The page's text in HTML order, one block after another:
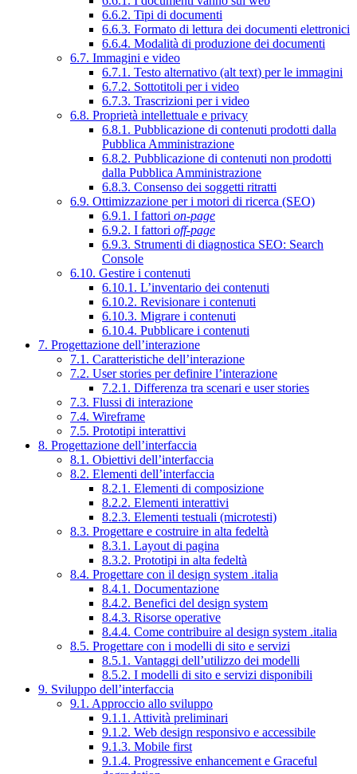
6.6.2. Tipi di documenti
6.6.3. Formato di lettura dei documenti elettronici
6.6.4. Modalità di produzione dei documenti
6.7. Immagini e video
6.7.1. Testo alternativo (alt text) per le immagini
6.7.2. Sottotitoli per i video
6.7.3. Trascrizioni per i video
6.8. Proprietà intellettuale e privacy
6.8.1. Pubblicazione di contenuti prodotti dalla
Pubblica Amministrazione
6.8.2. Pubblicazione di contenuti non prodotti
dalla Pubblica Amministrazione
6.8.3. Consenso dei soggetti ritratti
6.9. Ottimizzazione per i motori di ricerca (SEO)
6.9.1. I fattori on-page
6.9.2. I fattori off-page
6.9.3. Strumenti di diagnostica SEO: Search
Console
6.10. Gestire i contenuti
6.10.1. L’inventario dei contenuti
6.10.2. Revisionare i contenuti
6.10.3. Migrare i contenuti
6.10.4. Pubblicare i contenuti
7. Progettazione dell’interazione
7.1. Caratteristiche dell’interazione
7.2. User stories per definire l’interazione
7.2.1. Differenza tra scenari e user stories
7.3. Flussi di interazione
7.4. Wireframe
7.5. Prototipi interattivi
8. Progettazione dell’interfaccia
8.1. Obiettivi dell’interfaccia
8.2. Elementi dell’interfaccia
8.2.1. Elementi di composizione
8.2.2. Elementi interattivi
8.2.3. Elementi testuali (microtesti)
8.3. Progettare e costruire in alta fedeltà
8.3.1. Layout di pagina
8.3.2. Prototipi in alta fedeltà
8.4. Progettare con il design system .italia
8.4.1. Documentazione
8.4.2. Benefici del design system
8.4.3. Risorse operative
8.4.4. Come contribuire al design system .italia
8.5. Progettare con i modelli di sito e servizi
8.5.1. Vantaggi dell’utilizzo dei modelli
8.5.2. I modelli di sito e servizi disponibili
9. Sviluppo dell’interfaccia
9.1. Approccio allo sviluppo
9.1.1. Attività preliminari
9.1.2. Web design responsivo e accessibile
9.1.3. Mobile first
9.1.4. Progressive enhancement e Graceful